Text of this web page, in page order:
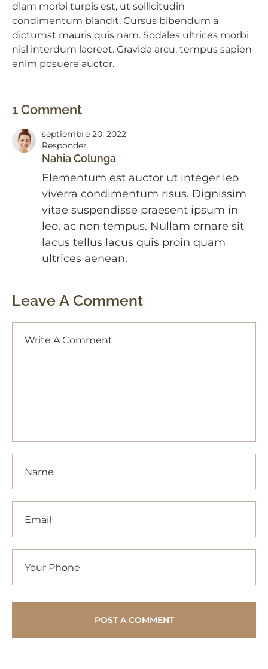
diam morbi turpis est, ut sollicitudin
condimentum blandit. Cursus bibendum a
dictumst mauris quis nam. Sodales ultrices morbi
nisl interdum laoreet. Gravida arcu, tempus sapien
enim posuere auctor.
1 Comment
septiembre 20, 2022
Responder
Nahia Colunga
Elementum est auctor ut integer leo
viverra condimentum risus. Dignissim
vitae suspendisse praesent ipsum in
leo, ac non tempus. Nullam ornare sit
lacus tellus lacus quis proin quam
ultrices aenean.
Leave A Comment
POST A COMMENT